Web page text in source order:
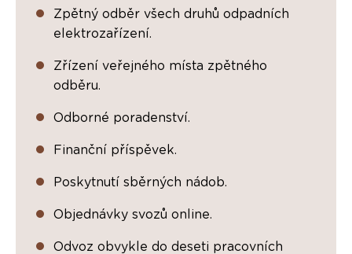
Zpětný odběr všech druhů odpadních
elektrozařízení.
Zřízení veřejného místa zpětného
odběru.
Odborné poradenství.
Finanční příspěvek.
Poskytnutí sběrných nádob.
Objednávky svozů online.
Odvoz obvykle do deseti pracovních